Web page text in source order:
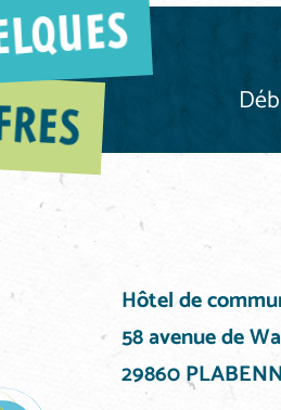
Hôtel de
58 avenue de
29860